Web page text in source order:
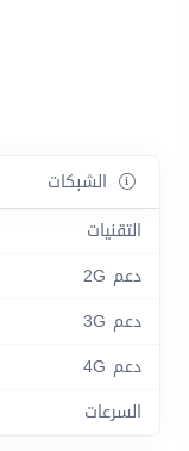
الشبكات
التقنيات
دعم 2G
دعم 3G
دعم 4G
السرعات